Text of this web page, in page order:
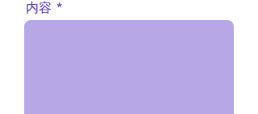
内容